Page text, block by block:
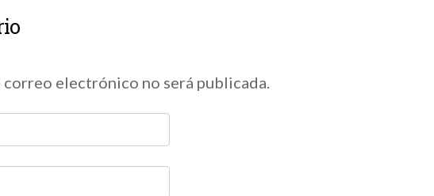
electrónico no será publicada.